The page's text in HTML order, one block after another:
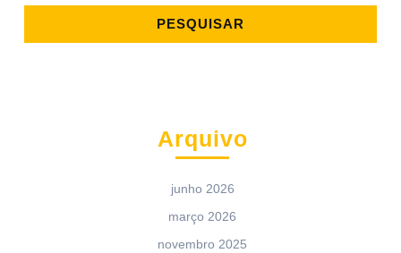
Arquivo
junho 2026
março 2026
novembro 2025